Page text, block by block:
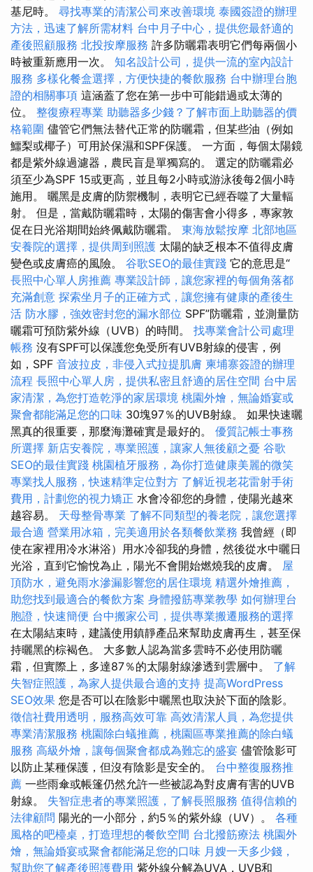
基尼時。 尋找專業的清潔公司來改善環境 泰國簽證的辦理
方法，迅速了解所需材料 台中月子中心，提供您最舒適的
產後照顧服務 北投按摩服務 許多防曬霜表明它們每兩個小
時被重新應用一次。 知名設計公司，提供一流的室內設計
服務 多樣化餐盒選擇，方便快捷的餐飲服務 台中辦理台胞
證的相關事項 這涵蓋了您在第一步中可能錯過或太薄的
位。 整復療程專業 助聽器多少錢？了解市面上助聽器的價
格範圍 儘管它們無法替代正常的防曬霜，但某些油（例如
鱷梨或椰子）可用於保濕和SPF保護。 一方面，每個太陽鏡
都是紫外線過濾器，農民盲是單獨寫的。 選定的防曬霜必
須至少為SPF 15或更高，並且每2小時或游泳後每2個小時
施用。 曬黑是皮膚的防禦機制，表明它已經吞噬了大量輻
射。 但是，當戴防曬霜時，太陽的傷害會小得多，專家敦
促在日光浴期間始終佩戴防曬霜。 東海放鬆按摩 北部地區
安養院的選擇，提供周到照護 太陽的缺乏根本不值得皮膚
變色或皮膚癌的風險。 谷歌SEO的最佳實踐 它的意思是“
長照中心單人房推薦 專業設計師，讓您家裡的每個角落都
充滿創意 探索坐月子的正確方式，讓您擁有健康的產後生
活 防水膠，強效密封您的漏水部位 SPF”防曬霜，並測量防
曬霜可預防紫外線（UVB）的時間。 找專業會計公司處理
帳務 沒有SPF可以保護您免受所有UVB射線的侵害，例
如，SPF 音波拉皮，非侵入式拉提肌膚 柬埔寨簽證的辦理
流程 長照中心單人房，提供私密且舒適的居住空間 台中居
家清潔，為您打造乾淨的家居環境 桃園外燴，無論婚宴或
聚會都能滿足您的口味 30塊97％的UVB射線。 如果快速曬
黑真的很重要，那麼海灘確實是最好的。 優質記帳士事務
所選擇 新店安養院，專業照護，讓家人無後顧之憂 谷歌
SEO的最佳實踐 桃園植牙服務，為你打造健康美麗的微笑
專業找人服務，快速精準定位對方 了解近視老花雷射手術
費用，計劃您的視力矯正 水會冷卻您的身體，使陽光越來
越容易。 天母整骨專業 了解不同類型的養老院，讓您選擇
最合適 營業用冰箱，完美適用於各類餐飲業務 我曾經（即
使在家裡用冷水淋浴）用水冷卻我的身體，然後從水中曬日
光浴，直到它愉悅為止，陽光不會開始燃燒我的皮膚。 屋
頂防水，避免雨水滲漏影響您的居住環境 精選外燴推薦，
助您找到最適合的餐飲方案 身體撥筋專業教學 如何辦理台
胞證，快速簡便 台中搬家公司，提供專業搬遷服務的選擇
在太陽結束時，建議使用鎮靜產品來幫助皮膚再生，甚至保
持曬黑的棕褐色。 大多數人認為當多雲時不必使用防曬
霜，但實際上，多達87％的太陽射線滲透到雲層中。 了解
失智症照護，為家人提供最合適的支持 提高WordPress
SEO效果 您是否可以在陰影中曬黑也取決於下面的陰影。
徵信社費用透明，服務高效可靠 高效清潔人員，為您提供
專業清潔服務 桃園除白蟻推薦，桃園區專業推薦的除白蟻
服務 高級外燴，讓每個聚會都成為難忘的盛宴 儘管陰影可
以防止某種保護，但沒有陰影是安全的。 台中整復服務推
薦 一些雨傘或帳篷仍然允許一些被認為對皮膚有害的UVB
射線。 失智症患者的專業照護，了解長照服務 值得信賴的
法律顧問 陽光的一小部分，約5％的紫外線（UV）。 各種
風格的吧檯桌，打造理想的餐飲空間 台北撥筋療法 桃園外
燴，無論婚宴或聚會都能滿足您的口味 月嫂一天多少錢，
幫助您了解產後照護費用 紫外線分解為UVA，UVB和